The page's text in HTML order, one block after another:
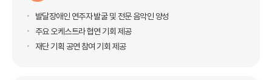
발달장애인 연주자 발굴 및 전문 음악인 양성
주요 오케스트라 협연 기회 제공
재단 기획 공연 참여 기회 제공